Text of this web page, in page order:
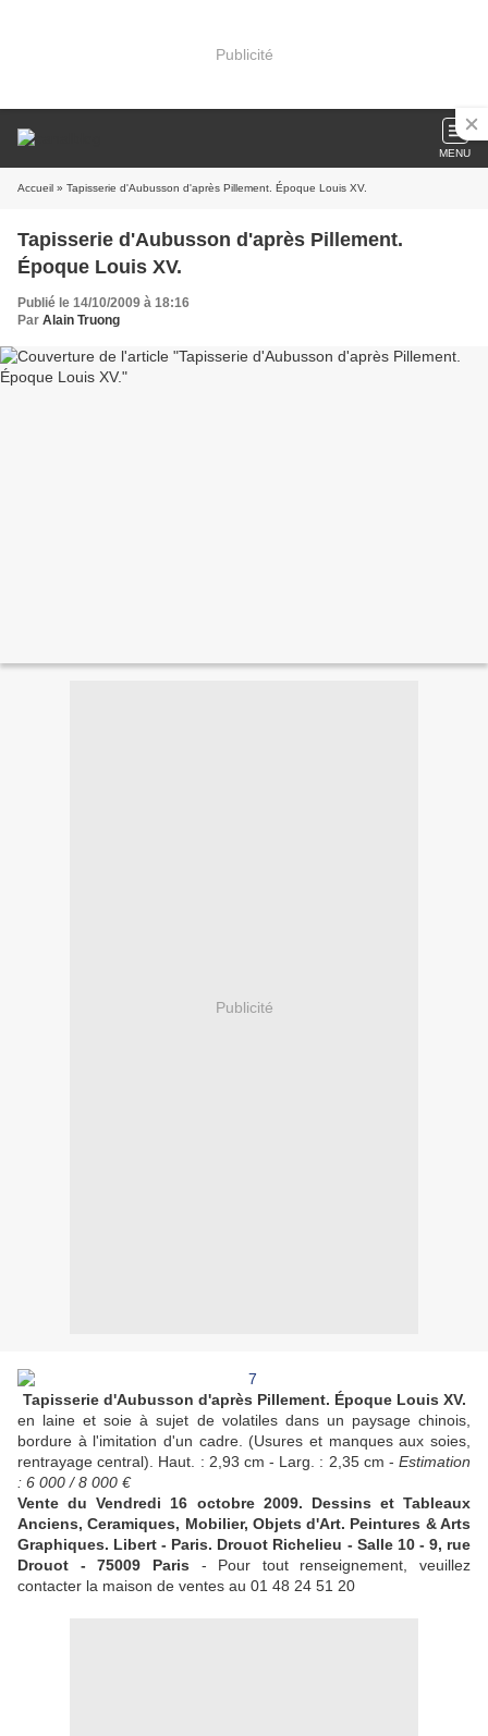
Publicité
MENU
Accueil » Tapisserie d'Aubusson d'après Pillement. Époque Louis XV.
Tapisserie d'Aubusson d'après Pillement.
Époque Louis XV.
Publié le 14/10/2009 à 18:16
Par Alain Truong
Publicité
Tapisserie d'Aubusson d'après Pillement. Époque Louis XV.
en laine et soie à sujet de volatiles dans un paysage chinois,
bordure à l'imitation d'un cadre. (Usures et manques aux soies,
rentrayage central). Haut. : 2,93 cm - Larg. : 2,35 cm - Estimation
: 6 000 / 8 000 €
Vente du Vendredi 16 octobre 2009. Dessins et Tableaux
Anciens, Ceramiques, Mobilier, Objets d'Art. Peintures & Arts
Graphiques. Libert - Paris. Drouot Richelieu - Salle 10 - 9, rue
Drouot - 75009 Paris - Pour tout renseignement, veuillez
contacter la maison de ventes au 01 48 24 51 20